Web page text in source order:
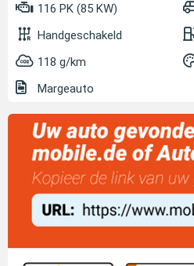
116 PK (85 KW)
Handgeschakeld
118 g/km
Margeauto